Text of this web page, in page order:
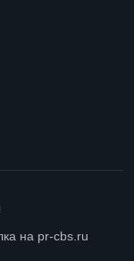
на pr-cbs.ru